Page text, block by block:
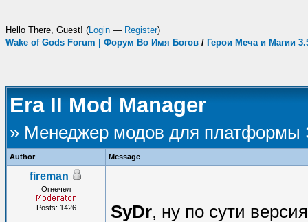
Hello There, Guest! (Login — Register)
Wake of Gods Forum | Форум Во Имя Богов / Герои Меча и Магии
Era II Mod Manager
» Менеджер модов для платформы
Author Message
fireman
Огнечел
Posts: 1426 SyDr, ну по сути